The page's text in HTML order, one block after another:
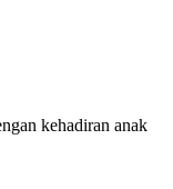
kehadiran anak